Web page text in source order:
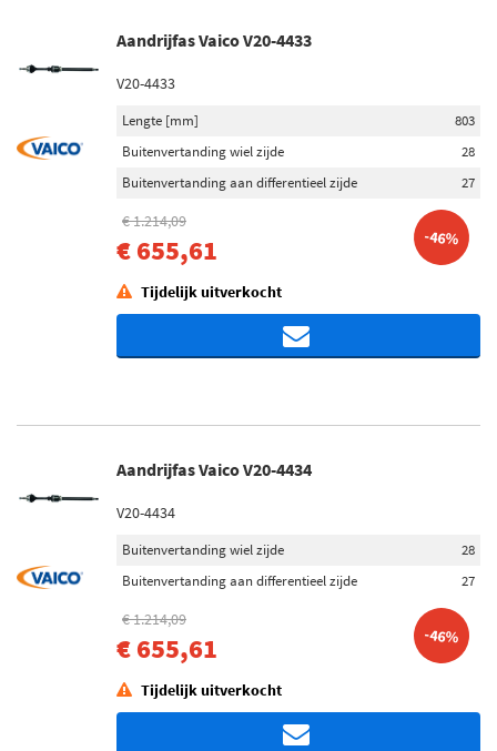
Aandrijfas Vaico V20-4433
V20-4433
Lengte [mm]
803
Buitenvertanding wiel zijde
28
Buitenvertanding aan differentieel zijde
27
€ 1.214,09
€ 655,61 -46%
Tijdelijk uitverkocht
Aandrijfas Vaico V20-4434
V20-4434
Buitenvertanding wiel zijde
28
Buitenvertanding aan differentieel zijde
27
€ 1.214,09
€ 655,61 -46%
Tijdelijk uitverkocht